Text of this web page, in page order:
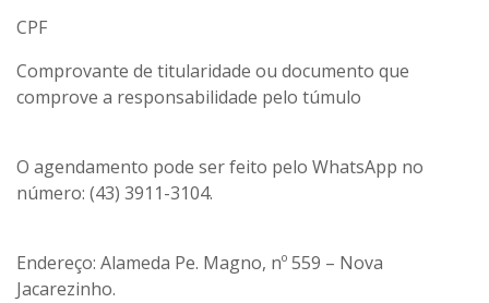
CPF
Comprovante de titularidade ou documento que
comprove a responsabilidade pelo túmulo
O agendamento pode ser feito pelo WhatsApp no
número: (43) 3911-3104.
Endereço: Alameda Pe. Magno, nº 559 – Nova
Jacarezinho.